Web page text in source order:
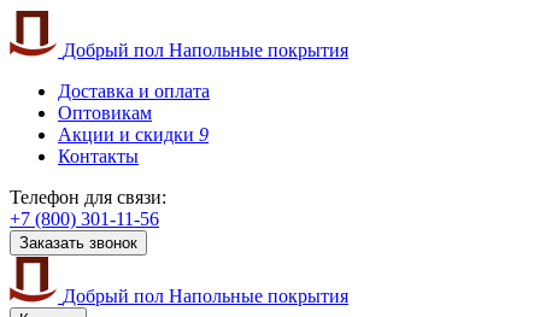
Добрый пол Напольные покрытия
Доставка и оплата
Оптовикам
Акции и скидки 9
Контакты
Телефон для связи:
+7 (800) 301-11-56
Заказать звонок
Добрый пол Напольные покрытия